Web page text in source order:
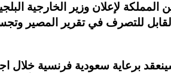
المملكة لإعلان وزير الخارجية
للتصرف في تقرير المصير
برعاية سعودية فرنسية خلال